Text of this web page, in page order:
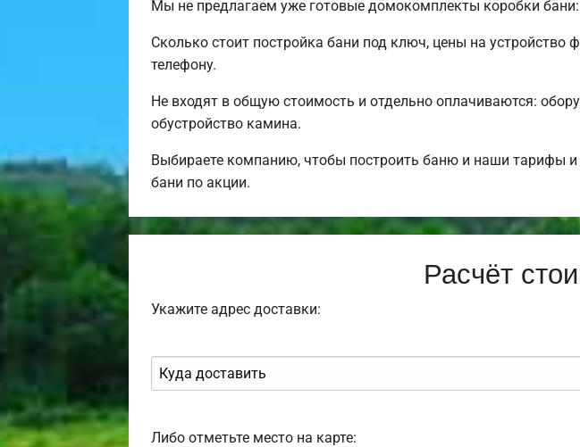
Мы не предлагаем уже готовые домокомплекты коробки бани:
Сколько стоит постройка бани под ключ, цены на
телефону.
Не входят в общую стоимость и отдельно оплачиваются:
обустройство камина.
Выбираете компанию, чтобы построить баню и наши тарифы
бани по акции.
Расчёт
Укажите адрес доставки:
Либо отметьте место на карте: